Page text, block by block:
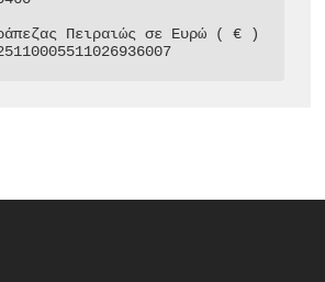
Πειραιώς σε Ευρώ ( € )